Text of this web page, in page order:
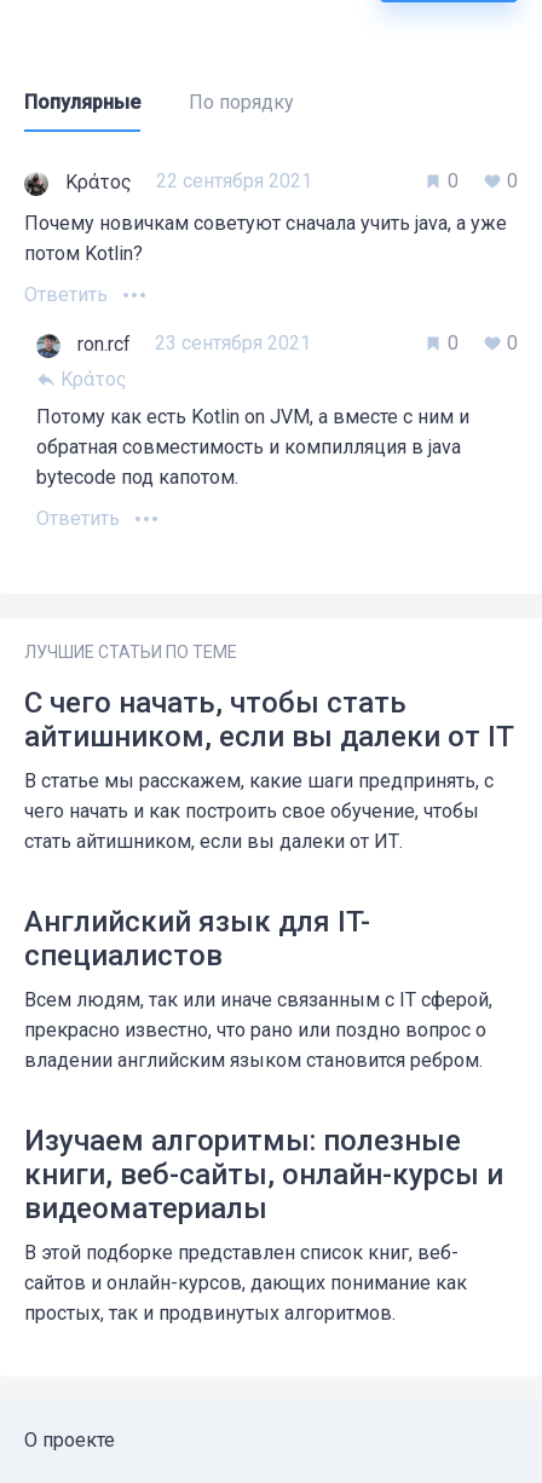
Популярные По порядку
Κράτος 22 сентября 2021 0
0
Почему новичкам советуют сначала учить java, а уже
потом Kotlin?
Ответить
ron.rcf
23 сентября 2021
Κράτος
0 0
Потому как есть Kotlin on JVM, а вместе с ним и
обратная совместимость и компилляция в java
bytecode под капотом.
Ответить
ЛУЧШИЕ СТАТЬИ ПО ТЕМЕ
С чего начать, чтобы стать
айтишником, если вы далеки от IT
В статье мы расскажем, какие шаги предпринять, с
чего начать и как построить свое обучение, чтобы
стать айтишником, если вы далеки от ИТ.
Английский язык для IT-
специалистов
Всем людям, так или иначе связанным с IT сферой,
прекрасно известно, что рано или поздно вопрос о
владении английским языком становится ребром.
Изучаем алгоритмы: полезные
книги, веб-сайты, онлайн-курсы и
видеоматериалы
В этой подборке представлен список книг, веб-
сайтов и онлайн-курсов, дающих понимание как
простых, так и продвинутых алгоритмов.
О проекте